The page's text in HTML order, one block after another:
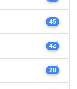
45
42
28